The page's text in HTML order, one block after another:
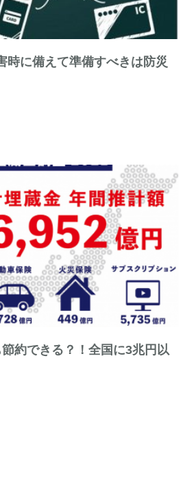
時に備えて準備すべきは防災
約できる？！全国に3兆円以